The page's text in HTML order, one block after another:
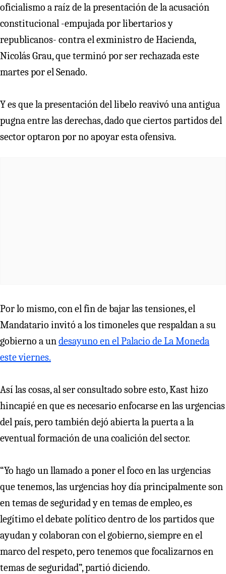
oficialismo a raíz de la presentación de la acusación
constitucional -empujada por libertarios y
republicanos- contra el exministro de Hacienda,
Nicolás Grau, que terminó por ser rechazada este
martes por el Senado.
Y es que la presentación del libelo reavivó una antigua
pugna entre las derechas, dado que ciertos partidos del
sector optaron por no apoyar esta ofensiva.
Por lo mismo, con el fin de bajar las tensiones, el
Mandatario invitó a los timoneles que respaldan a su
gobierno a undesayuno en el Palacio de La Moneda
este viernes.
Así las cosas, al ser consultado sobre esto, Kast hizo
hincapié en que es necesario enfocarse en las urgencias
del país, pero también dejó abierta la puerta a la
eventual formación de una coalición del sector.
“Yo hago un llamado a poner el foco en las urgencias
que tenemos, las urgencias hoy día principalmente son
en temas de seguridad y en temas de empleo, es
legítimo el debate político dentro de los partidos que
ayudan y colaboran con el gobierno, siempre en el
marco del respeto, pero tenemos que focalizarnos en
temas de seguridad”, partió diciendo.